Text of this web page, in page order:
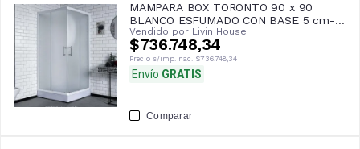
MAMPARA BOX TORONTO 90 x 90
BLANCO ESFUMADO CON BASE 5 cm-
GORENA
Vendido por Livin House
$736.748,34
Precio s/imp. nac. $736.748,34
Envío GRATIS
Comparar